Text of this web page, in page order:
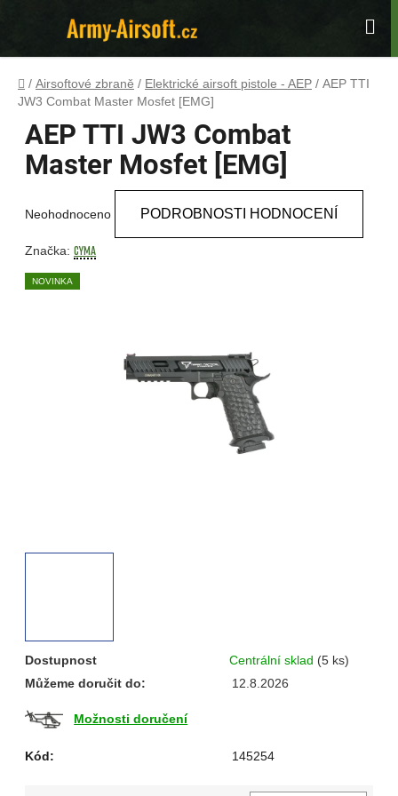
Domů
/ Airsoftové zbraně / Elektrické airsoft pistole - AEP / AEP TTI
JW3 Combat Master Mosfet [EMG]
Dostupnost Centrální sklad (5 ks)
Můžeme doručit do:
12.8.2026
Možnosti doručení
Kód: 145254
AEP TTI JW3 Combat
Master Mosfet [EMG]
produktu
je
Neohodnoceno PODROBNOSTI HODNOCENÍ
Značka:CYMA
NOVINKA